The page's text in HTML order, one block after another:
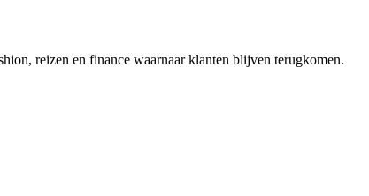
reizen en finance waarnaar klanten blijven terugkomen.